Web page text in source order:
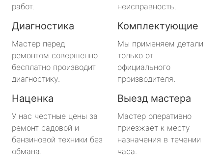
работ.
неисправность.
Диагностика
Мастер перед
ремонтом совершенно
бесплатно производит
диагностику.
Комплектующие
Мы применяем детали
только от
официального
производителя.
Наценка
У нас честные цены за
ремонт садовой и
бензиновой техники без
обмана.
Выезд мастера
Мастер оперативно
приезжает к месту
назначения в течении
часа.